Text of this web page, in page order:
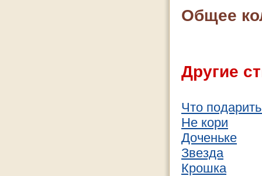
Общее
Другие
Что
Не кори
Доченьке
Звезда
Крошка